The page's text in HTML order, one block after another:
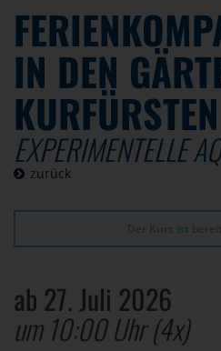
IN DEN
KURFÜRSTEN
EXPERIMENTELLE
zurück
Der Kurs ist
ab 27. Juli 2026
um 10:00 Uhr(4x)